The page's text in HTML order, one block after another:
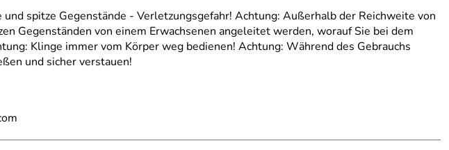
spitze Gegenstände - Verletzungsgefahr! Achtung: Außerhalb der Reichweite von
Gegenständen von einem Erwachsenen angeleitet werden, worauf Sie bei dem
Klinge immer vom Körper weg bedienen! Achtung: Während des Gebrauchs
und sicher verstauen!